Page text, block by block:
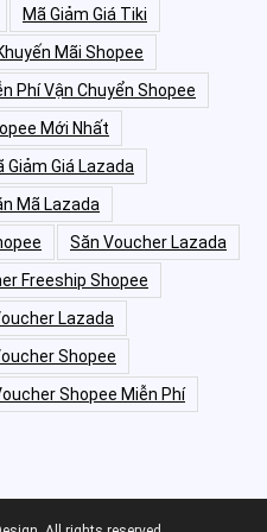
Mã Giảm Giá Tiki
Mãi Shopee
Phí Vận Chuyển Shopee
Mới Nhất
Giảm Giá Lazada
Mã Lazada
Săn Voucher Lazada
Freeship Shopee
Lazada
Shopee
Shopee Miễn Phí